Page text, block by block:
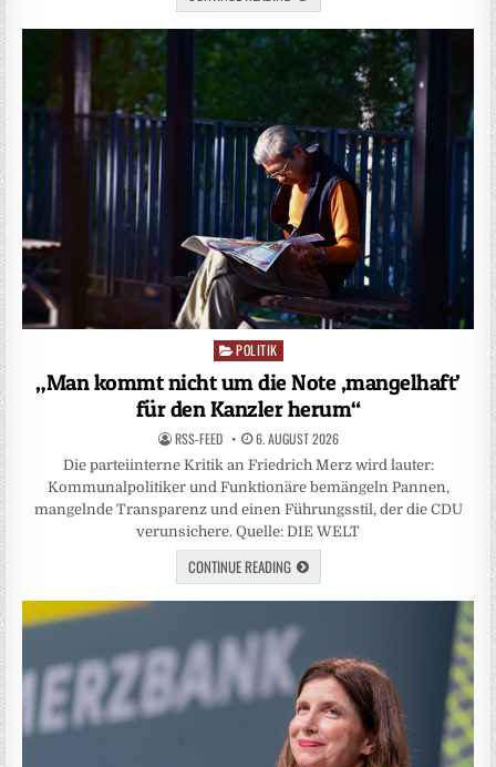
Posted
in
POLITIK
„Man kommt nicht um die Note ‚mangelhaft’
für den Kanzler herum“
RSS-FEED 6. AUGUST 2026
Die parteiinterne Kritik an Friedrich Merz wird lauter:
Kommunalpolitiker und Funktionäre bemängeln Pannen,
mangelnde Transparenz und einen Führungsstil, der die CDU
verunsichere. Quelle: DIE WELT
CONTINUE READING